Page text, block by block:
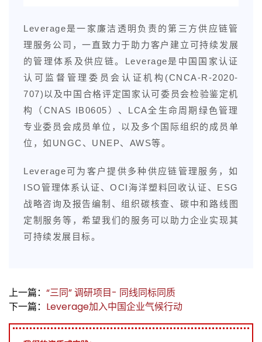
Leverage是一家廉洁透明负责的第三方供应链管
理服务公司，一直致力于助力客户建立可持续发展
的管理体系及供应链。Leverage是中国国家认证
认可监督管理委员会认证机构(CNCA-R-2020-
707)以及中国合格评定国家认可委员会检验鉴定机
构（CNAS IB0605）、LCA全生命周期绿色管理
专业委员会成员单位，以及多个国际组织的成员单
位，如UNGC、UNEP、AWS等。
Leverage可为客户提供多种供应链管理服务，如
ISO管理体系认证、OCI海洋塑料回收认证、ESG
战略咨询及报告编制、组织碳核查、碳中和路线图
定制服务等，希望我们的服务可以助力企业实现其
可持续发展目标。
上一篇： “三同” 调研项目- 同线同标同质
下一篇： Leverage加入中国企业气候行动